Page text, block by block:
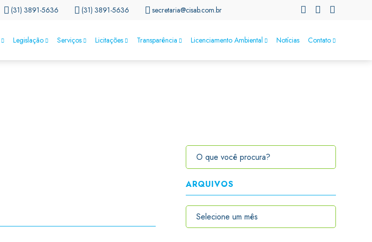
(31) 3891-5636 (31) 3891-5636 secretaria@cisab.com.br
Legislação Serviços Licitações Transparência Licenciamento Ambiental Notícias Contato
ARQUIVOS